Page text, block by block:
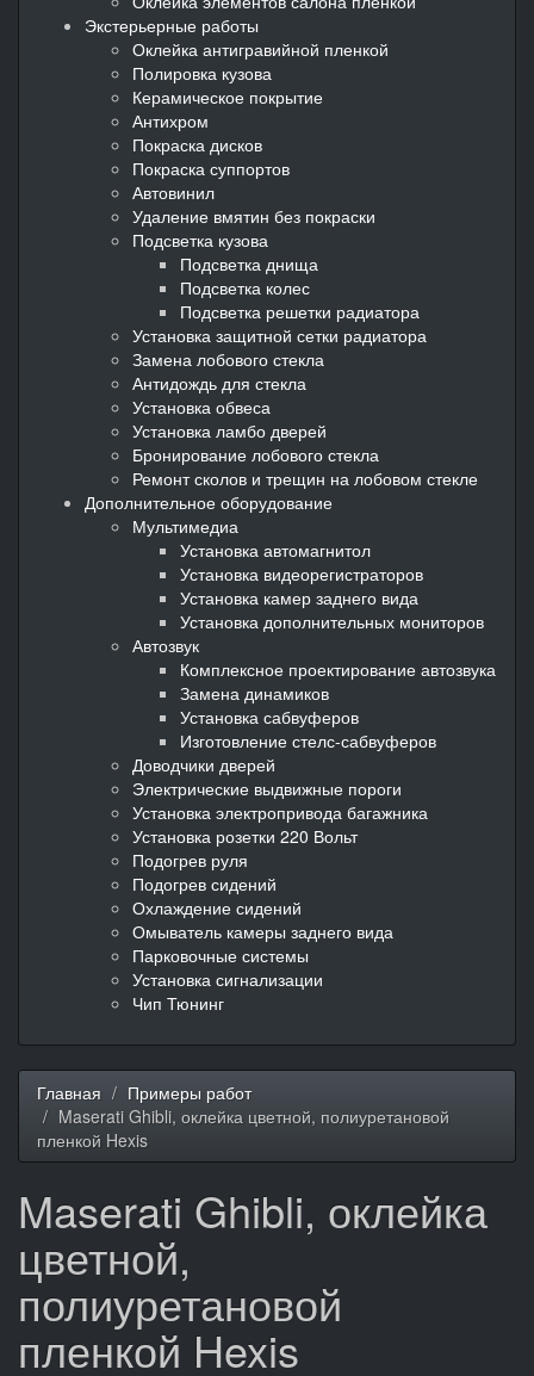
Экстерьерные работы
Оклейка антигравийной пленкой
Полировка кузова
Керамическое покрытие
Антихром
Покраска дисков
Покраска суппортов
Автовинил
Удаление вмятин без покраски
Подсветка кузова
Подсветка днища
Подсветка колес
Подсветка решетки радиатора
Установка защитной сетки радиатора
Замена лобового стекла
Антидождь для стекла
Установка обвеса
Установка ламбо дверей
Бронирование лобового стекла
Ремонт сколов и трещин на лобовом стекле
Дополнительное оборудование
Мультимедиа
Установка автомагнитол
Установка видеорегистраторов
Установка камер заднего вида
Установка дополнительных мониторов
Автозвук
Комплексное проектирование автозвука
Замена динамиков
Установка сабвуферов
Изготовление стелс-сабвуферов
Доводчики дверей
Электрические выдвижные пороги
Установка электропривода багажника
Установка розетки 220 Вольт
Подогрев руля
Подогрев сидений
Охлаждение сидений
Омыватель камеры заднего вида
Парковочные системы
Установка сигнализации
Чип Тюнинг
Главная
Примеры работ
Maserati Ghibli, оклейка цветной, полиуретановой
пленкой Hexis
Maserati Ghibli, оклейка
цветной,
полиуретановой
пленкой Hexis